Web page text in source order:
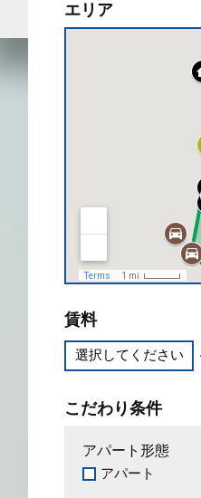
エリア
賃料
こだわり条件
アパート形態
アパート